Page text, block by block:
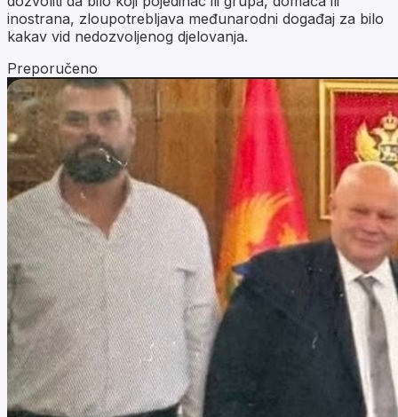
inostrana, zloupotrebljava međunarodni događaj za bilo
kakav vid nedozvoljenog djelovanja.
Preporučeno